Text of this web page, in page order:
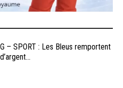
– SPORT : Les Bleus remportent